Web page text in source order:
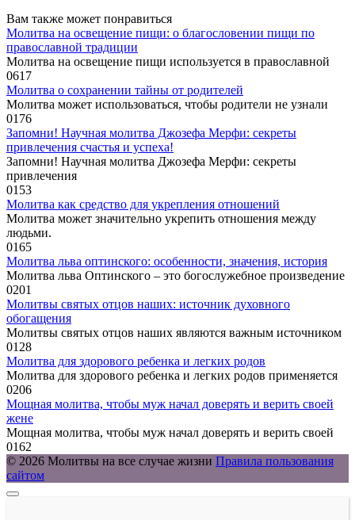
Вам также может понравиться
Молитва на освещение пищи: о благословении пищи по
православной традиции
Молитва на освещение пищи используется в православной
0617
Молитва о сохранении тайны от родителей
Молитва может использоваться, чтобы родители не узнали
0176
Запомни! Научная молитва Джозефа Мерфи: секреты
привлечения счастья и успеха!
Запомни! Научная молитва Джозефа Мерфи: секреты
привлечения
0153
Молитва как средство для укрепления отношений
Молитва может значительно укрепить отношения между
людьми.
0165
Молитва льва оптинского: особенности, значения, история
Молитва льва Оптинского – это богослужебное произведение
0201
Молитвы святых отцов наших: источник духовного
обогащения
Молитвы святых отцов наших являются важным источником
0128
Молитва для здорового ребенка и легких родов
Молитва для здорового ребенка и легких родов применяется
0206
Мощная молитва, чтобы муж начал доверять и верить своей
жене
Мощная молитва, чтобы муж начал доверять и верить своей
0162
© 2026 Молитвы на все случае жизни Правила пользования
сайтом